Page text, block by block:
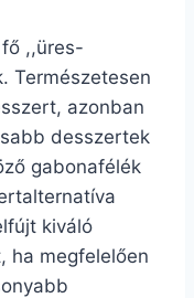
,,üres-
Természetesen
azonban
desszertek
gabonafélék
kiváló
ha megfelelően